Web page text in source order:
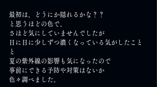
最初は、どうにか隠れるかな？？
と思うほどの色で、
さほど気にしていませんでしたが
日に日に少しずつ濃くなっている気がしたこと
と
夏の紫外線の影響も気になったので
事前にできる予防や対策はないか
色々調べました。